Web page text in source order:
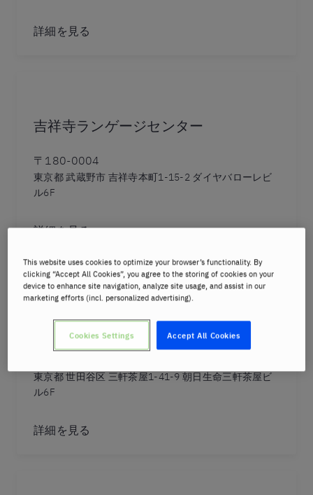
詳細を見る
吉祥寺ランゲージセンター
〒180-0004
東京都 武蔵野市 吉祥寺本町1-15-2 ダイヤバローレビ
ル6F
詳細を見る
三軒茶屋ランゲージセンター
東京都 世田谷区 三軒茶屋1-41-9 朝日生命三軒茶屋ビ
ル6F
詳細を見る
This website uses cookies to optimize your browser’s functionality. By
clicking “Accept All Cookies”, you agree to the storing of cookies on your
device to enhance site navigation, analyze site usage, and assist in our
marketing efforts (incl. personalized advertising).
Accept All Cookies
Cookies Settings